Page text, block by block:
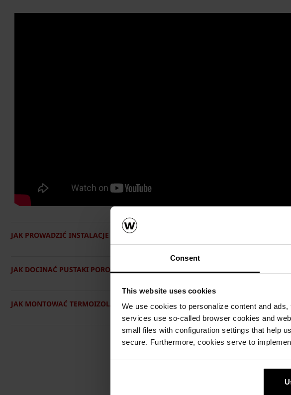
Consent
This website uses cookies
We use cookies to personalize content and
services use so-called browser cookies and
small files with configuration settings that help
secure. Furthermore, cookies serve to
JAK PROWADZIĆ INSTALACJE I WIERCIĆ OTWORY W ŚCIANACH POROTHERM?
JAK DOCINAĆ PUSTAKI POROTHERM?
JAK MONTOWAĆ TERMOIZOLACJĘ NA ŚCIANIE POROTHERM?